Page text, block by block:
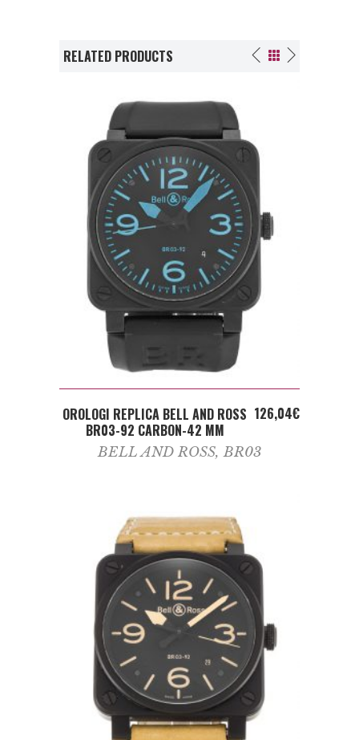
RELATED PRODUCTS
ADD TO CART
OROLOGI REPLICA BELL AND ROSS
BR03-92 CARBON-42 MM
126,04€
BELL AND ROSS,BR03